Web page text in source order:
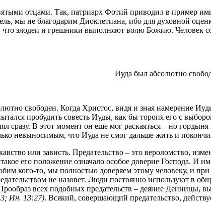
отцами. Так, патриарх Фотий приводил в пример
мы не благодарим Диоклетиана, ибо для духовной
что злодеи и грешники выполняют волю Божию. Человек
Иуда был абсолютно
свободен. Когда Христос, видя и зная намерение
пробудить совесть Иуды, как бы торопя его с
сразу. В этот момент он еще мог раскаяться – но
невыносимым, что Иуда не смог дальше жить и
или зависть. Предательство – это вероломство,
его положение означало особое доверие Господа. И
кого-то, мы полностью доверяем этому человеку, и
не назовет. Люди постоянно используют в
всех подобных предательств – деяние Денницы,
Ин. 13:27). Всякий, совершающий предательство,